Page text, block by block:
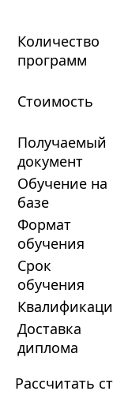
Количество
программ
Стоимость
Получаемый
документ
Обучение на
базе
Формат
обучения
Срок
обучения
Доставка
диплома
Рассчитать